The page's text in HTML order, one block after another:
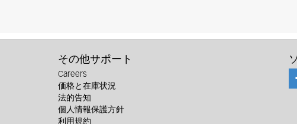
その他サポート
Careers
価格と在庫状況
法的告知
個人情報保護方針
利用規約